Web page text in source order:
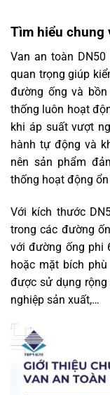
Tìm hiểu chung
Van an toàn
quan trọng giúp
đường ống và
thống luôn hoạt
khi áp suất vượt
hành tự động và
nên sản phẩm
thống hoạt động
Với kích thước
trong các đường
với đường ống phi
hoặc mặt bích
được sử dụng
nghiệp sản xuất,…